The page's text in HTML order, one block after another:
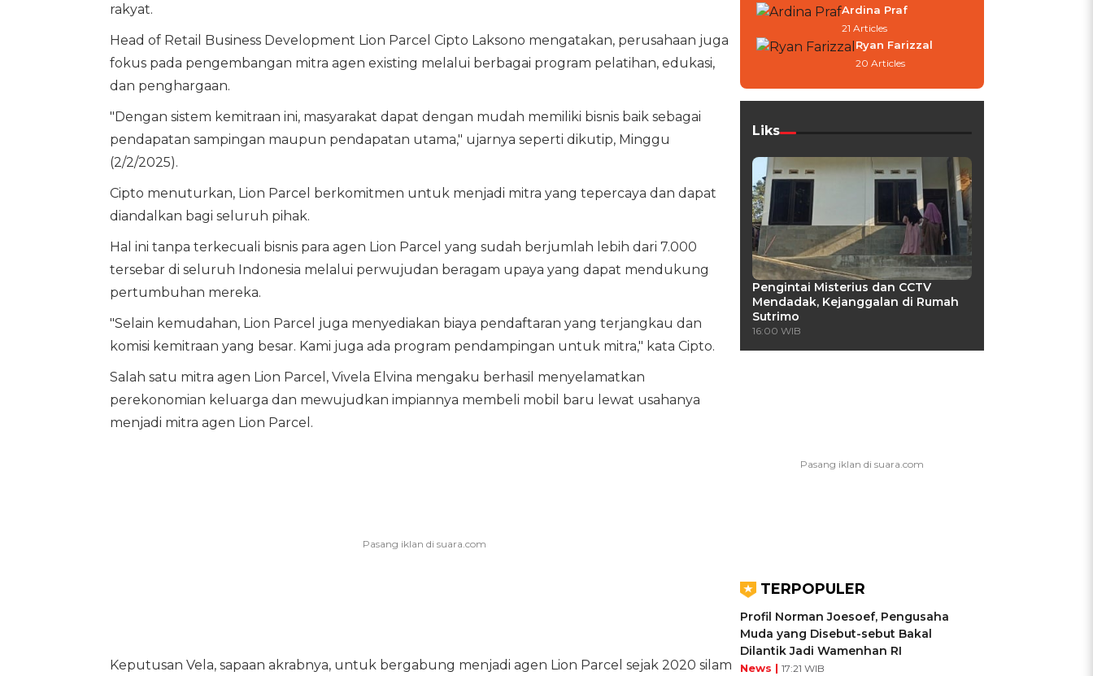
rakyat.
Head of Retail Business Development Lion Parcel Cipto Laksono mengatakan, perusahaan juga
fokus pada pengembangan mitra agen existing melalui berbagai program pelatihan, edukasi,
dan penghargaan.
"Dengan sistem kemitraan ini, masyarakat dapat dengan mudah memiliki bisnis baik sebagai
pendapatan sampingan maupun pendapatan utama," ujarnya seperti dikutip, Minggu
(2/2/2025).
Cipto menuturkan, Lion Parcel berkomitmen untuk menjadi mitra yang tepercaya dan dapat
diandalkan bagi seluruh pihak.
Hal ini tanpa terkecuali bisnis para agen Lion Parcel yang sudah berjumlah lebih dari 7.000
tersebar di seluruh Indonesia melalui perwujudan beragam upaya yang dapat mendukung
pertumbuhan mereka.
"Selain kemudahan, Lion Parcel juga menyediakan biaya pendaftaran yang terjangkau dan
komisi kemitraan yang besar. Kami juga ada program pendampingan untuk mitra," kata Cipto.
Salah satu mitra agen Lion Parcel, Vivela Elvina mengaku berhasil menyelamatkan
perekonomian keluarga dan mewujudkan impiannya membeli mobil baru lewat usahanya
menjadi mitra agen Lion Parcel.
Keputusan Vela, sapaan akrabnya, untuk bergabung menjadi agen Lion Parcel sejak 2020 silam
Ardina Praf
21 Articles
Ryan Farizzal
20 Articles
Liks
Pengintai Misterius dan CCTV
Mendadak, Kejanggalan di Rumah
Sutrimo
16:00 WIB
TERPOPULER
Profil Norman Joesoef, Pengusaha
Muda yang Disebut-sebut Bakal
Dilantik Jadi Wamenhan RI
News | 17:21 WIB